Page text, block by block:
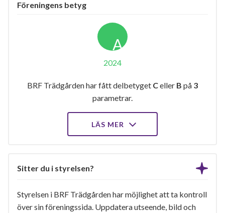
Föreningens betyg
A
2024
BRF Trädgården har fått delbetyget Celler B på 3
parametrar.
LÄS MER
Sitter du i styrelsen?
Styrelsen i BRF Trädgården har möjlighet att ta kontroll
över sin föreningssida. Uppdatera utseende, bild och